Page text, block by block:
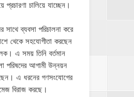
প্রচারণা চালিয়ে যাচ্ছেন।
সাথে ব্যবসা পরিচালনা করে
থেকে সহযোগীতা করছেন
এ সময় তিনি বর্তমান
পরিষদের আগামী উন্নয়ন
এ ধরনের গণসংযোগের
বিরাজ করছে।